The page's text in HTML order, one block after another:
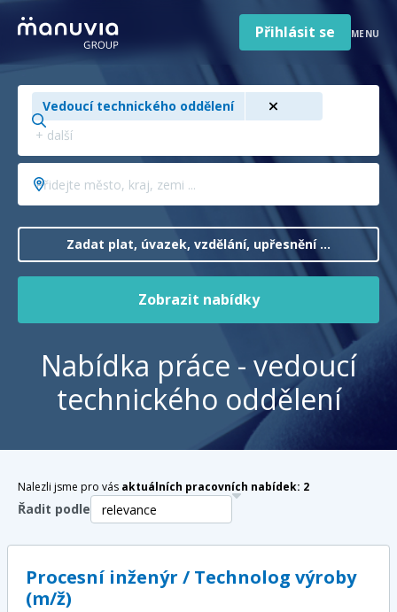
Přeskočit
Pro firmy a zaměstnavatele
O nás
Čeština
Česká republika
Země
Přihlásit se MENU
Hledejte
pozici,
obor,
profesi
Vedoucí technického oddělení
Přidejte
město,
...
Zadat plat, úvazek, vzdělání, upřesnění ...
Zobrazit nabídky
Nabídka práce - vedoucí
technického oddělení
Nalezli jsme pro vás aktuálních pracovních nabídek: 2
Řadit podle
Procesní inženýr / Technolog výroby
(m/ž)